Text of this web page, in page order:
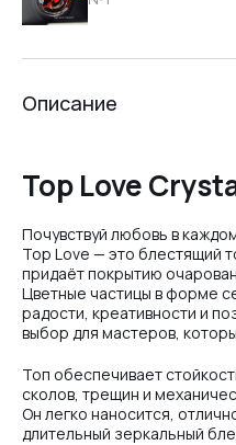
White
Black
Red
Описание
Top Love
Почувствуй любовь в
Top Love — это блестящий
придаёт покрытию
Цветные частицы в форме
радости, креативности и
выбор для мастеров,
Топ обеспечивает
сколов, трещин и
Он легко наносится,
длительный зеркальный